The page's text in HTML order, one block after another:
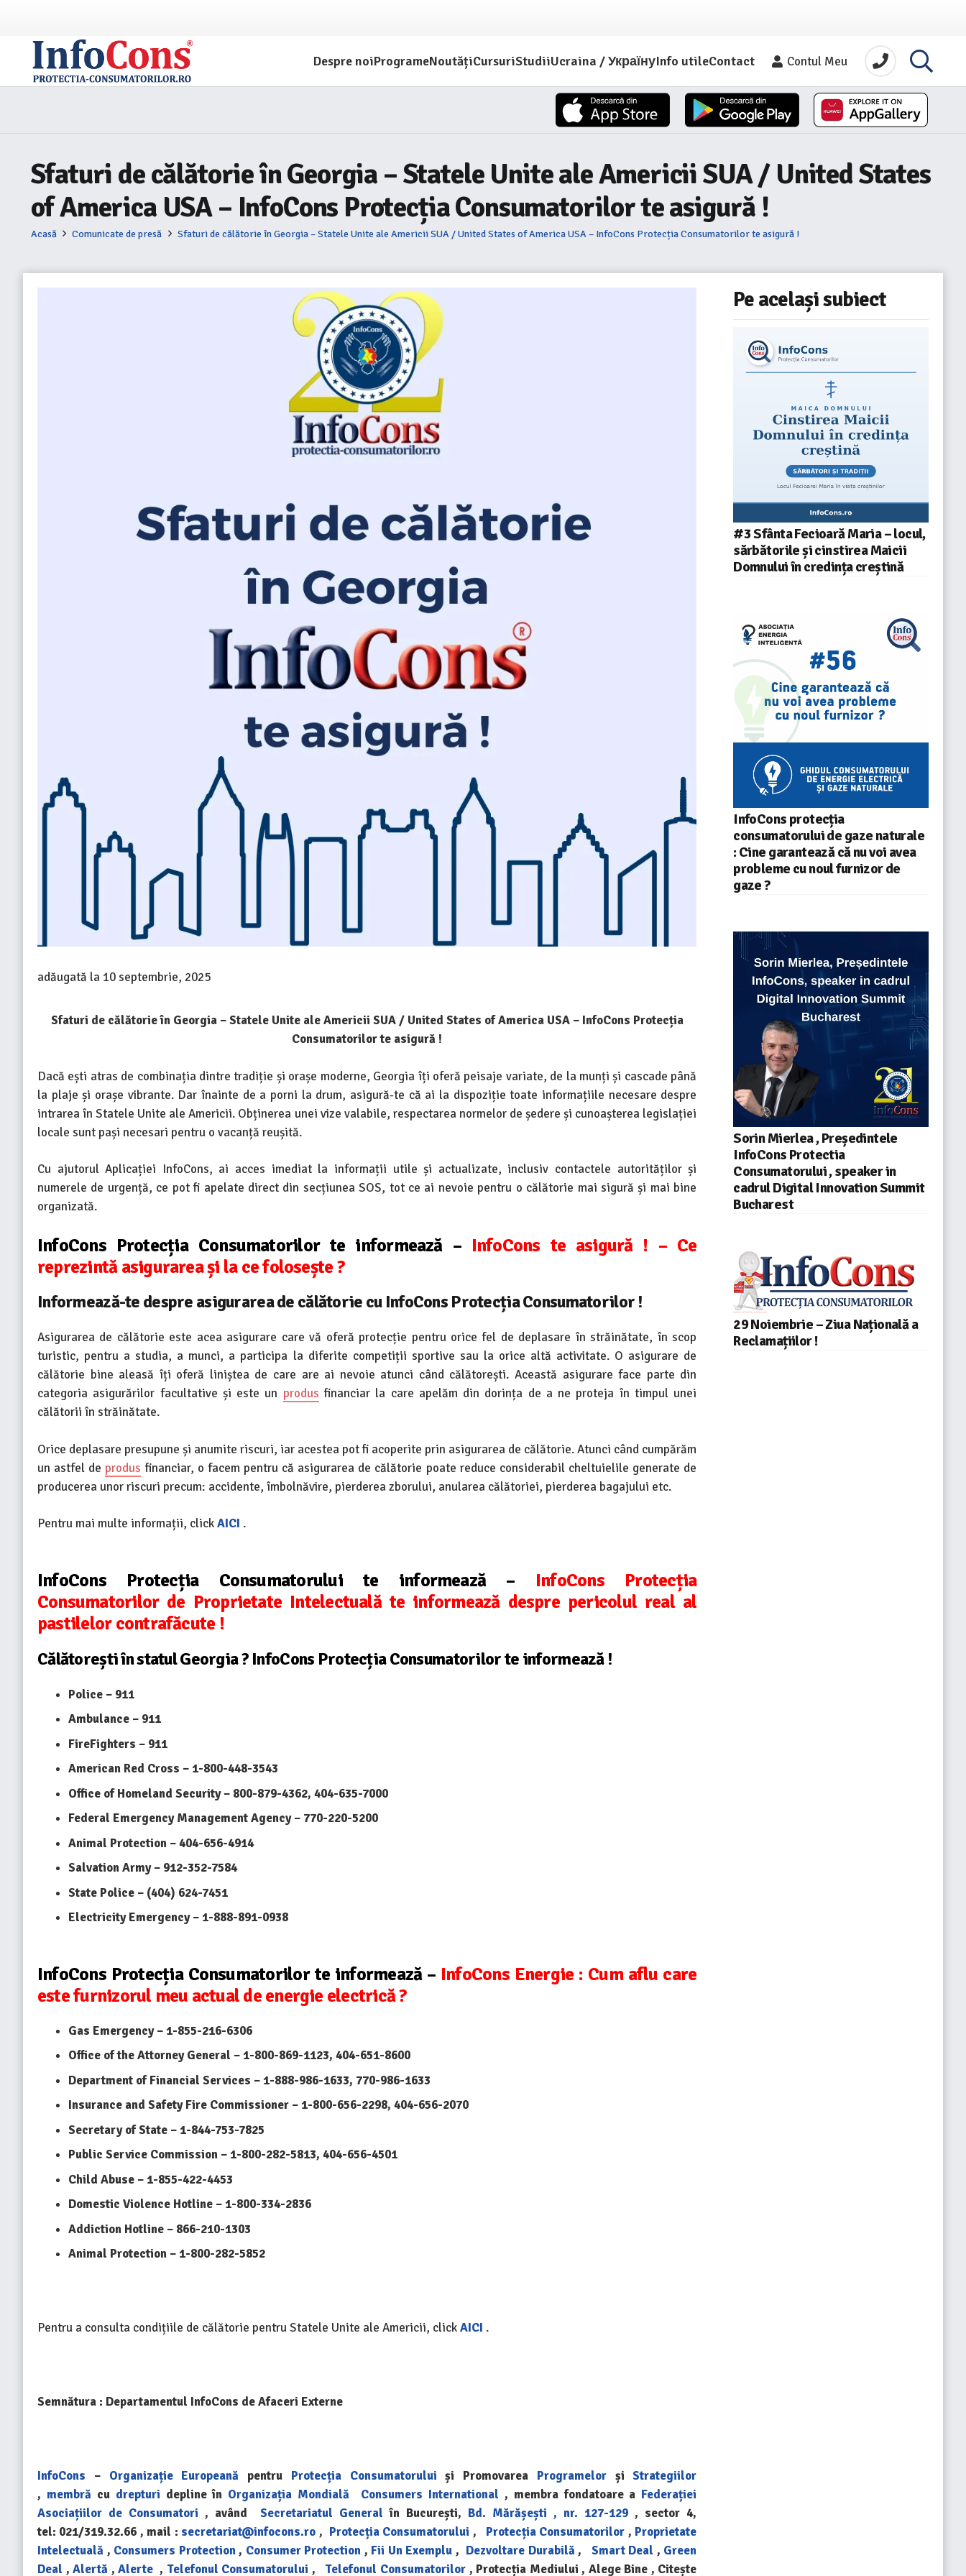
Despre noiProgrameNoutățiCursuriStudiiUcraina / УкраїнуInfo utileContact Contul Meu
Sfaturi de călătorie în Georgia – Statele Unite ale Americii SUA / United States
of America USA – InfoCons Protecția Consumatorilor te asigură !
Acasă Comunicate de presă Sfaturi de călătorie în Georgia – Statele Unite ale Americii SUA / United States of America USA – InfoCons Protecția Consumatorilor te asigură !
adăugată la 10 septembrie, 2025
Sfaturi de călătorie în Georgia – Statele Unite ale Americii SUA / United States of America USA – InfoCons Protecția
Consumatorilor te asigură !
Dacă ești atras de combinația dintre tradiție și orașe moderne, Georgia îți oferă peisaje variate, de la munți și cascade până
la plaje și orașe vibrante. Dar înainte de a porni la drum, asigură-te că ai la dispoziție toate informațiile necesare despre
intrarea în Statele Unite ale Americii. Obținerea unei vize valabile, respectarea normelor de ședere și cunoașterea legislației
locale sunt pași necesari pentru o vacanță reușită.
Cu ajutorul Aplicației InfoCons, ai acces imediat la informații utile și actualizate, inclusiv contactele autorităților și
numerele de urgență, ce pot fi apelate direct din secțiunea SOS, tot ce ai nevoie pentru o călătorie mai sigură și mai bine
organizată.
InfoCons Protecția Consumatorilor te informează – InfoCons te asigură ! – Ce
reprezintă asigurarea și la ce folosește ?
Informează-te despre asigurarea de călătorie cu InfoCons Protecția Consumatorilor !
Asigurarea de călătorie este acea asigurare care vă oferă protecție pentru orice fel de deplasare în străinătate, în scop
turistic, pentru a studia, a munci, a participa la diferite competiții sportive sau la orice altă activitate. O asigurare de
călătorie bine aleasă îți oferă liniștea de care are ai nevoie atunci când călătorești. Această asigurare face parte din
categoria asigurărilor facultative și este un produs financiar la care apelăm din dorința de a ne proteja în timpul unei
călătorii în străinătate.
Orice deplasare presupune și anumite riscuri, iar acestea pot fi acoperite prin asigurarea de călătorie. Atunci când cumpărăm
un astfel de produs financiar, o facem pentru că asigurarea de călătorie poate reduce considerabil cheltuielile generate de
producerea unor riscuri precum: accidente, îmbolnăvire, pierderea zborului, anularea călătoriei, pierderea bagajului etc.
Pentru mai multe informații, clickAICI .
InfoCons Protecția Consumatorului te informează – InfoCons Protecția
Consumatorilor de Proprietate Intelectuală te informează despre pericolul real al
pastilelor contrafăcute !
Călătorești în statulGeorgia? InfoCons Protecția Consumatorilorte informează !
Police – 911
Ambulance – 911
FireFighters – 911
American Red Cross – 1-800-448-3543
Office of Homeland Security – 800-879-4362, 404-635-7000
Federal Emergency Management Agency – 770-220-5200
Animal Protection – 404-656-4914
Salvation Army – 912-352-7584
State Police – (404) 624-7451
Electricity Emergency – 1-888-891-0938
InfoCons Protecția Consumatorilor te informează – InfoCons Energie : Cum aflu care
este furnizorul meu actual de energie electrică ?
Gas Emergency – 1-855-216-6306
Office of the Attorney General – 1-800-869-1123, 404-651-8600
Department of Financial Services – 1-888-986-1633, 770-986-1633
Insurance and Safety Fire Commissioner – 1-800-656-2298, 404-656-2070
Secretary of State – 1-844-753-7825
Public Service Commission – 1-800-282-5813, 404-656-4501
Child Abuse – 1-855-422-4453
Domestic Violence Hotline – 1-800-334-2836
Addiction Hotline – 866-210-1303
Animal Protection – 1-800-282-5852
Pentru a consulta condițiile de călătorie pentru Statele Unite ale Americii, clickAICI .
Semnătura : Departamentul InfoCons de Afaceri Externe
InfoCons – Organizație Europeană pentru Protecția Consumatorului și Promovarea ProgramelorșiStrategiilor
, membră cu drepturi depline în Organizația Mondială Consumers International , membra fondatoare a Federației
Asociațiilor de Consumatori , avândSecretariatul General în București, Bd. Mărășești , nr. 127-129 , sector 4,
tel: 021/319.32.66 , mail : secretariat@infocons.ro , Protecția Consumatorului , Protecția Consumatorilor , Proprietate
Intelectuală , Consumers Protection, Consumer Protection , Fii Un Exemplu , Dezvoltare Durabilă , Smart Deal , Green
Deal ,Alertă ,Alerte , Telefonul Consumatorului , Telefonul Consumatorilor , Protecția Mediului , Alege Bine , Citește
Pe același subiect
#3 Sfânta Fecioară Maria – locul,
sărbătorile și cinstirea Maicii
Domnului în credința creștină
InfoCons protecția
consumatorului de gaze naturale
: Cine garantează că nu voi avea
probleme cu noul furnizor de
gaze ?
Sorin Mierlea , Președintele
InfoCons Protectia
Consumatorului , speaker in
cadrul Digital Innovation Summit
Bucharest
29 Noiembrie – Ziua Națională a
Reclamațiilor !